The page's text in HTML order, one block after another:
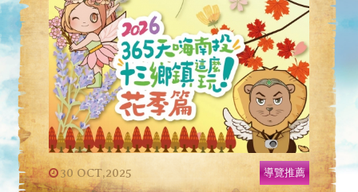
導覽推薦
30 OCT,2025